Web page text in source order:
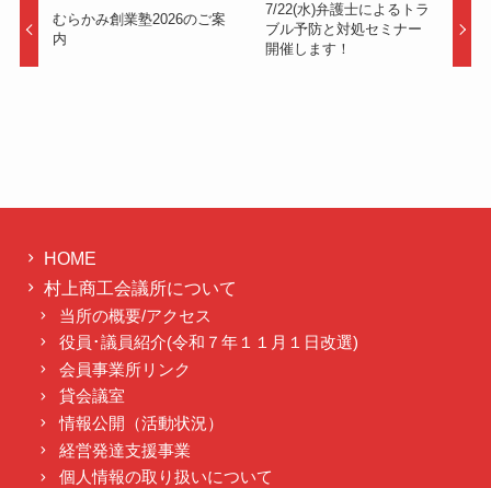
むらかみ創業塾2026のご案
内
7/22(水)弁護士によるトラ
ブル予防と対処セミナー
開催します！
HOME
村上商工会議所について
当所の概要/アクセス
役員･議員紹介(令和７年１１月１日改選)
会員事業所リンク
貸会議室
情報公開（活動状況）
経営発達支援事業
個人情報の取り扱いについて